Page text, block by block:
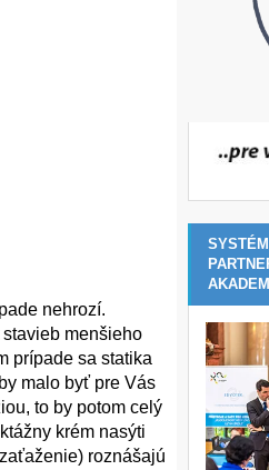
nehrozí.
menšieho
prípade sa statika
malo byť pre Vás
to by potom celý
krém nasýti
roznášajú